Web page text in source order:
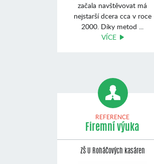
začala navštěvovat má
nejstarší dcera cca v roce
2000. Díky metod ...
VÍCE
REFERENCE
Firemní výuka
ZŠ U Roháčových kasáren